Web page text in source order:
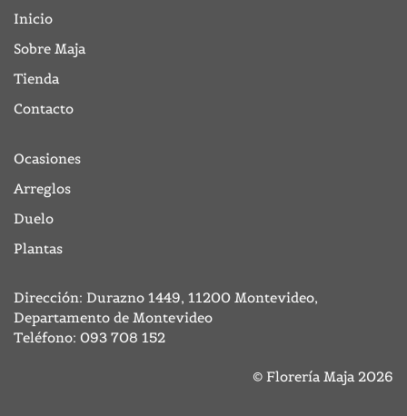
Inicio
Sobre Maja
Tienda
Contacto
Ocasiones
Arreglos
Duelo
Plantas
Dirección: Durazno 1449, 11200 Montevideo,
Departamento de Montevideo
Teléfono: 093 708 152
© Florería Maja 2026